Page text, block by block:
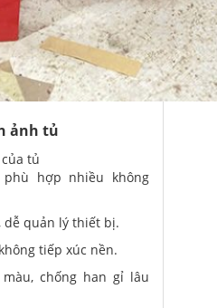
ảnh tủ
tủ
hợp nhiều không
dễ quản lý thiết bị.
tiếp xúc nền.
chống han gỉ lâu